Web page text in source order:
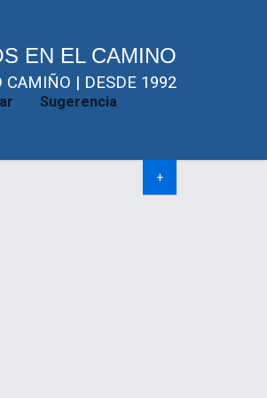
EN EL CAMINO
CAMIÑO | DESDE 1992
Sugerencia
+